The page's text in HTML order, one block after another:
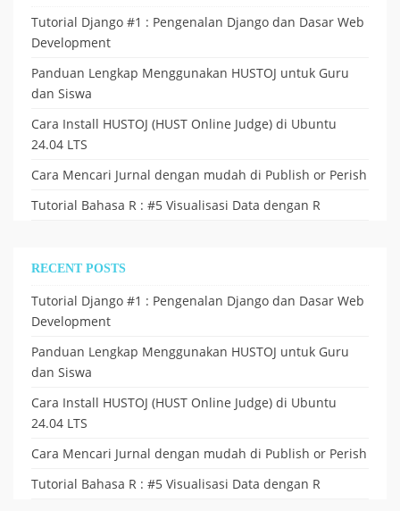
Tutorial Django #1 : Pengenalan Django dan Dasar Web
Development
Panduan Lengkap Menggunakan HUSTOJ untuk Guru
dan Siswa
Cara Install HUSTOJ (HUST Online Judge) di Ubuntu
24.04 LTS
Cara Mencari Jurnal dengan mudah di Publish or Perish
Tutorial Bahasa R : #5 Visualisasi Data dengan R
RECENT POSTS
Tutorial Django #1 : Pengenalan Django dan Dasar Web
Development
Panduan Lengkap Menggunakan HUSTOJ untuk Guru
dan Siswa
Cara Install HUSTOJ (HUST Online Judge) di Ubuntu
24.04 LTS
Cara Mencari Jurnal dengan mudah di Publish or Perish
Tutorial Bahasa R : #5 Visualisasi Data dengan R